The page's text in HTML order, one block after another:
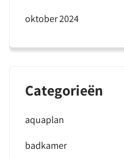
oktober 2024
Categorieën
aquaplan
badkamer